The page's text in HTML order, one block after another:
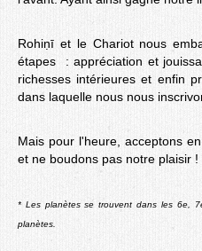
Rohiṇī et le Chariot nous
étapes : appréciation et
richesses intérieures et enfin
dans laquelle nous nous
Mais pour l'heure, acceptons
et ne boudons pas notre plaisir !
* Les planètes se trouvent dans les 6e,
planètes.